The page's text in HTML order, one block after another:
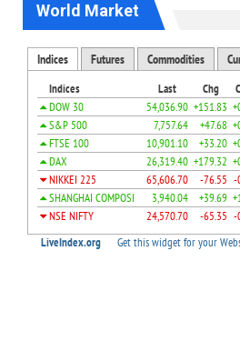
World Market